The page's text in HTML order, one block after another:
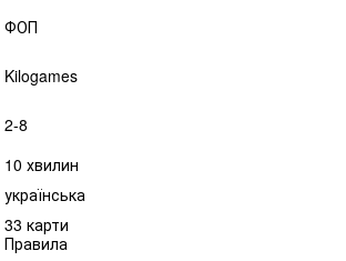
ФОП
Kilogames
2-8
10 хвилин
українська
33 карти
Правила